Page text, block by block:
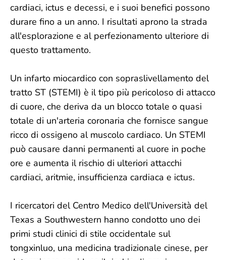
cardiaci, ictus e decessi, e i suoi benefici possono
durare fino a un anno. I risultati aprono la strada
all'esplorazione e al perfezionamento ulteriore di
questo trattamento.
Un infarto miocardico con sopraslivellamento del
tratto ST (STEMI) è il tipo più pericoloso di attacco
di cuore, che deriva da un blocco totale o quasi
totale di un'arteria coronaria che fornisce sangue
ricco di ossigeno al muscolo cardiaco. Un STEMI
può causare danni permanenti al cuore in poche
ore e aumenta il rischio di ulteriori attacchi
cardiaci, aritmie, insufficienza cardiaca e ictus.
I ricercatori del Centro Medico dell'Università del
Texas a Southwestern hanno condotto uno dei
primi studi clinici di stile occidentale sul
tongxinluo, una medicina tradizionale cinese, per